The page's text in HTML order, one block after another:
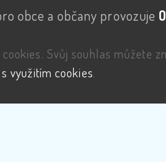
obce a občany provozuje
Svůj souhlas můžete
využitím cookies.